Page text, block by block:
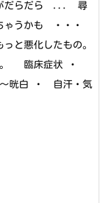
がだらだら ... 尋
ゃうかも ・・・
と悪化したもの。
足。 臨床症状 ・
～晄白 ・ 自汗・気